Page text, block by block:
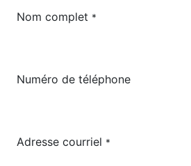
Nom complet *
Numéro de téléphone
Adresse courriel *